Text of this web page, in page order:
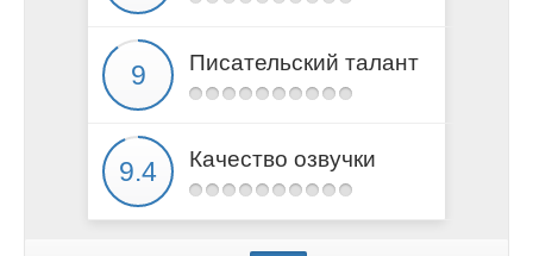
Глава 22
Глава 23
Глава 24Писательский талант
Качество озвучки